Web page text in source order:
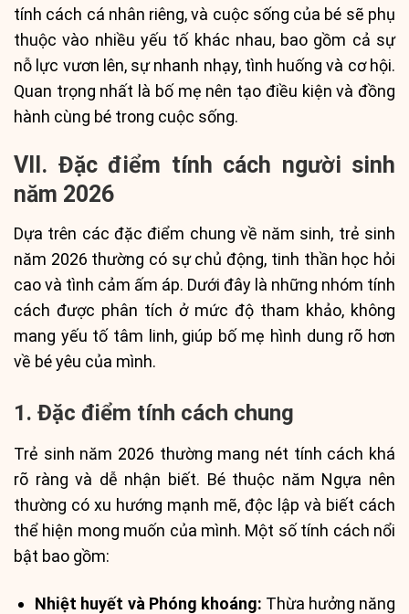
tính cách cá nhân riêng, và cuộc sống của bé sẽ phụ
thuộc vào nhiều yếu tố khác nhau, bao gồm cả sự
nỗ lực vươn lên, sự nhanh nhạy, tình huống và cơ hội.
Quan trọng nhất là bố mẹ nên tạo điều kiện và đồng
hành cùng bé trong cuộc sống.
VII. Đặc điểm tính cách người sinh
năm 2026
Dựa trên các đặc điểm chung về năm sinh, trẻ sinh
năm 2026 thường có sự chủ động, tinh thần học hỏi
cao và tình cảm ấm áp. Dưới đây là những nhóm tính
cách được phân tích ở mức độ tham khảo, không
mang yếu tố tâm linh, giúp bố mẹ hình dung rõ hơn
về bé yêu của mình.
1. Đặc điểm tính cách chung
Trẻ sinh năm 2026 thường mang nét tính cách khá
rõ ràng và dễ nhận biết. Bé thuộc năm Ngựa nên
thường có xu hướng mạnh mẽ, độc lập và biết cách
thể hiện mong muốn của mình. Một số tính cách nổi
bật bao gồm:
Nhiệt huyết và Phóng khoáng: Thừa hưởng năng